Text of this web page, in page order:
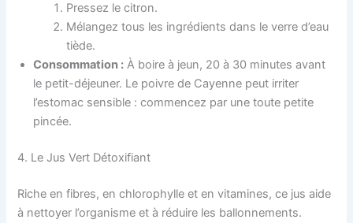
Pressez le citron.
Mélangez tous les ingrédients dans le verre d’eau
tiède.
Consommation : À boire à jeun, 20 à 30 minutes avant
le petit-déjeuner. Le poivre de Cayenne peut irriter
l’estomac sensible : commencez par une toute petite
pincée.
4. Le Jus Vert Détoxifiant
Riche en fibres, en chlorophylle et en vitamines, ce jus aide
à nettoyer l’organisme et à réduire les ballonnements.